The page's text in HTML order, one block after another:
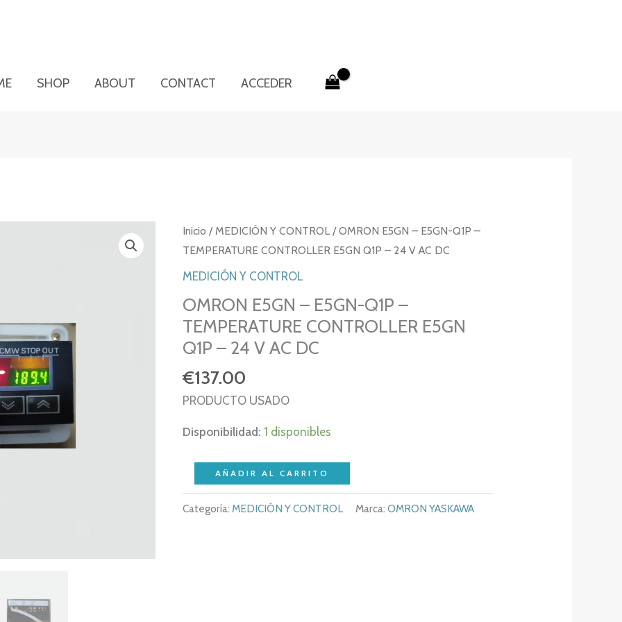
SHOP ABOUT CONTACT ACCEDER
Inicio / MEDICIÓN Y CONTROL/ OMRON E5GN – E5GN-Q1P –
TEMPERATURE CONTROLLER E5GN Q1P – 24 V AC DC
MEDICIÓN Y CONTROL
OMRON E5GN – E5GN-Q1P –
TEMPERATURE CONTROLLER E5GN
Q1P – 24 V AC DC
€137.00
PRODUCTO USADO
Disponibilidad: 1 disponibles
OMRON
E5GN
–
AÑADIR AL CARRITO
Categoría: MEDICIÓN Y CONTROL Marca: OMRON YASKAWA